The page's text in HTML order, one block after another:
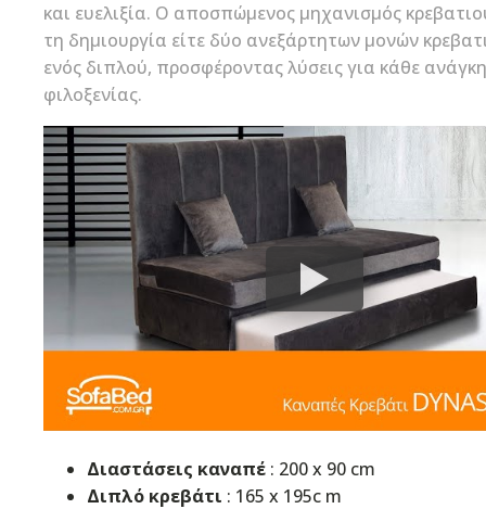
και ευελιξία. Ο αποσπώμενος μηχανισμός
τη δημιουργία είτε δύο ανεξάρτητων μονών
ενός διπλού, προσφέροντας λύσεις για κάθε ανάγκη
φιλοξενίας.
Διαστάσεις καναπέ : 200 x 90 cm
Διπλό κρεβάτι : 165 x 195c m